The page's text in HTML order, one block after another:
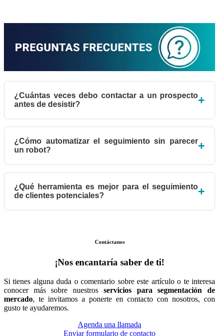
¿Cuántas veces debo contactar a un prospecto
antes de desistir?
+
¿Cómo automatizar el seguimiento sin parecer
un robot?
+
¿Qué herramienta es mejor para el seguimiento
de clientes potenciales?
+
Contáctanos
¡Nos encantaría saber de ti!
Si tienes alguna duda o comentario sobre este artículo o te interesa
conocer más sobre nuestros servicios para segmentación de
mercado, te invitamos a ponerte en contacto con nosotros, con
gusto te ayudaremos.
Agenda una llamada
Enviar formulario de contacto